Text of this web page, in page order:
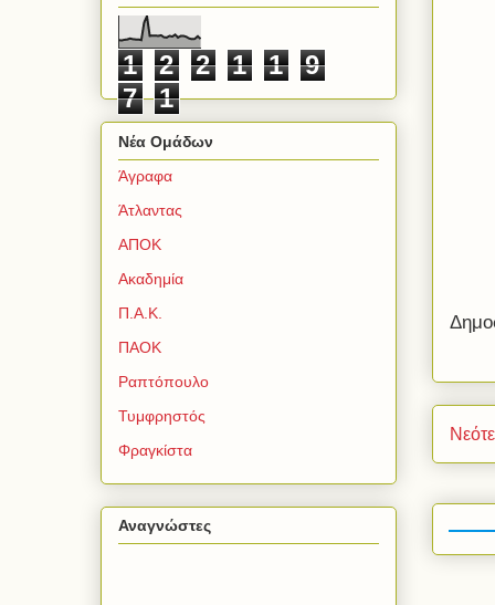
1 2 2 1 1
9
7
1
Νέα Ομάδων
Άγραφα
Άτλαντας
ΑΠΟΚ
Ακαδημία
Π.Α.Κ.
ΠΑΟΚ
Ραπτόπουλο
Τυμφρηστός
Φραγκίστα
Αναγνώστες